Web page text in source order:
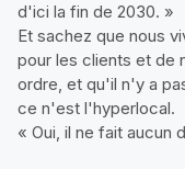
d'ici la fin de 2030. »
Et sachez que nous
pour les clients et de
ordre, et qu'il n'y a
ce n'est l'hyperlocal.
« Oui, il ne fait aucun